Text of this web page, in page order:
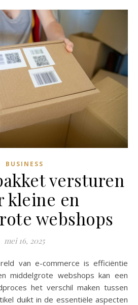
BUSINESS
versturen
kleine en
webshops
mei 16, 2025
middelgrote webshops kan een
het verschil maken tussen
duikt in de essentiële aspecten